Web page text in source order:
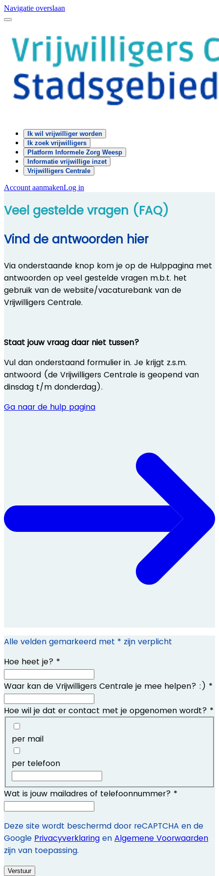
Navigatie overslaan
Ik wil vrijwilliger worden
Ik zoek vrijwilligers
Platform Informele Zorg Weesp
Informatie vrijwillige inzet
Vrijwilligers Centrale
Account aanmakenLog in
Veel gestelde vragen (FAQ)
Vind de antwoorden hier
Via onderstaande knop kom je op de Hulppagina met
antwoorden op veel gestelde vragen m.b.t. het
gebruik van de website/vacaturebank van de
Vrijwilligers Centrale.
Staat jouw vraag daar niet tussen?
Vul dan onderstaand formulier in. Je krijgt z.s.m.
antwoord (de Vrijwilligers Centrale is geopend van
dinsdag t/m donderdag).
Ga naar de hulp pagina
Alle velden gemarkeerd met * zijn verplicht
Hoe heet je? *
Waar kan de Vrijwilligers Centrale je mee helpen? :) *
Hoe wil je dat er contact met je opgenomen wordt? *
per mail
per telefoon
Wat is jouw mailadres of telefoonnummer? *
Deze site wordt beschermd door reCAPTCHA en de
Google Privacyverklaring en Algemene Voorwaarden
zijn van toepassing.
Verstuur